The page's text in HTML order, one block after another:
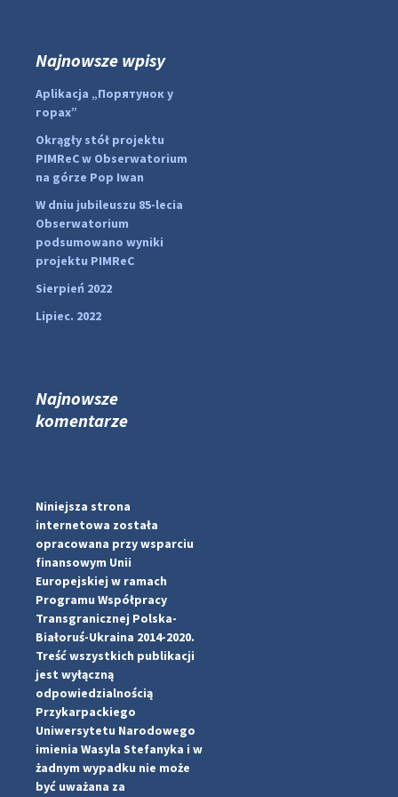
#PipIvanToday
pimrec_project
pimrec_project
jNajnowsze wpisy
Aplikacja „Порятунок у
горах”
Okrągły stół projektu
PIMReC w Obserwatorium
na górze Pop Iwan
W dniu jubileuszu 85-lecia
Obserwatorium
podsumowano wyniki
projektu PIMReC
Sierpień 2022
Lipiec. 2022
Najnowsze
komentarze
Niniejsza strona
internetowa została
opracowana przy wsparciu
finansowym Unii
Europejskiej w ramach
Programu Współpracy
Transgranicznej Polska-
Białoruś-Ukraina 2014-2020.
Treść wszystkich publikacji
jest wyłączną
odpowiedzialnością
Przykarpackiego
Uniwersytetu Narodowego
imienia Wasyla Stefanyka i w
żadnym wypadku nie może
być uważana za